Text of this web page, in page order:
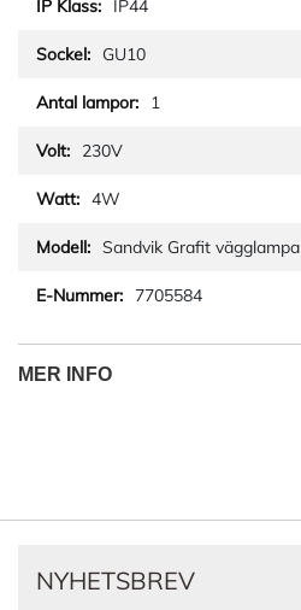
IP44
GU10
1
230V
4W
Sandvik Grafit vägglampa
7705584
MER INFO
NYHETSBREV